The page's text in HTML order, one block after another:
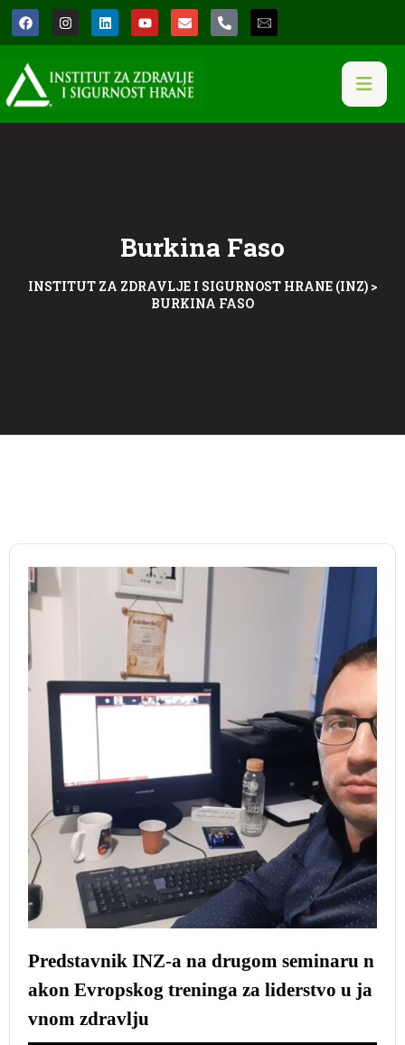
Burkina Faso
INSTITUT ZA ZDRAVLJE I SIGURNOST HRANE (INZ)>
BURKINA FASO
Predstavnik INZ-a na drugom seminaru n
akon Evropskog treninga za liderstvo u ja
vnom zdravlju